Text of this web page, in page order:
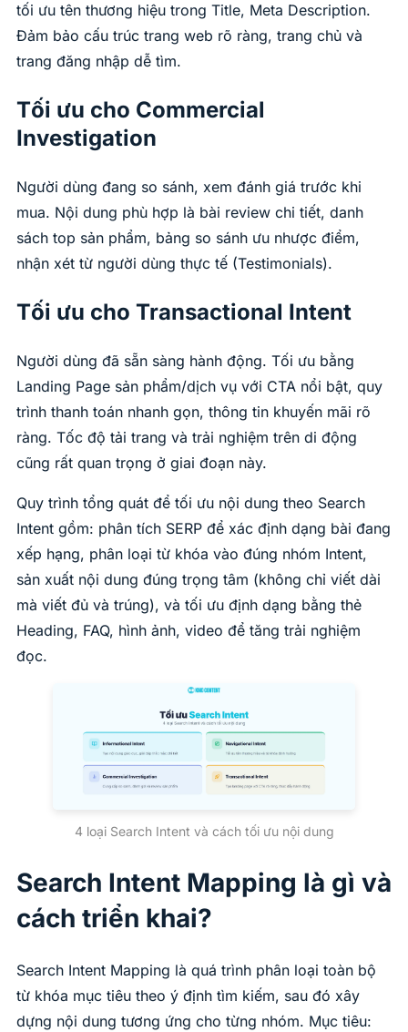
tối ưu tên thương hiệu trong Title, Meta Description.
Đảm bảo cấu trúc trang web rõ ràng, trang chủ và
trang đăng nhập dễ tìm.
Tối ưu cho Commercial
Investigation
Người dùng đang so sánh, xem đánh giá trước khi
mua. Nội dung phù hợp là bài review chi tiết, danh
sách top sản phẩm, bảng so sánh ưu nhược điểm,
nhận xét từ người dùng thực tế (Testimonials).
Tối ưu cho Transactional Intent
Người dùng đã sẵn sàng hành động. Tối ưu bằng
Landing Page sản phẩm/dịch vụ với CTA nổi bật, quy
trình thanh toán nhanh gọn, thông tin khuyến mãi rõ
ràng. Tốc độ tải trang và trải nghiệm trên di động
cũng rất quan trọng ở giai đoạn này.
Quy trình tổng quát để tối ưu nội dung theo Search
Intent gồm: phân tích SERP để xác định dạng bài đang
xếp hạng, phân loại từ khóa vào đúng nhóm Intent,
sản xuất nội dung đúng trọng tâm (không chỉ viết dài
mà viết đủ và trúng), và tối ưu định dạng bằng thẻ
Heading, FAQ, hình ảnh, video để tăng trải nghiệm
đọc.
4 loại Search Intent và cách tối ưu nội dung
Search Intent Mapping là gì và
cách triển khai?
Search Intent Mapping là quá trình phân loại toàn bộ
từ khóa mục tiêu theo ý định tìm kiếm, sau đó xây
dựng nội dung tương ứng cho từng nhóm. Mục tiêu: